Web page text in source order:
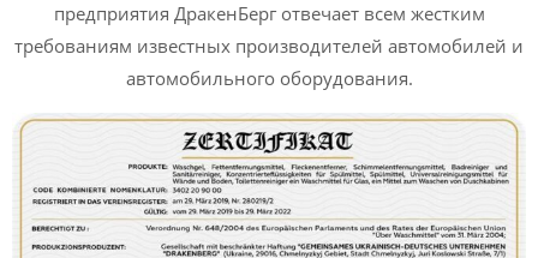
предприятия ДракенБерг отвечает всем жестким
требованиям известных производителей автомобилей и
автомобильного оборудования.